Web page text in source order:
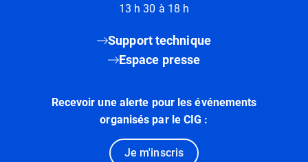
13 h 30 à 18 h
Support technique
Espace presse
Recevoir une alerte pour les événements
organisés par le CIG :
Je m'inscris